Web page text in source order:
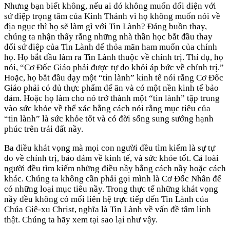
Nhưng bạn biết không, nếu ai đó không muốn đối diện với
sứ điệp trọng tâm của Kinh Thánh vì họ không muốn nói về
địa ngục thì họ sẽ làm gì với Tin Lành? Đáng buồn thay,
chúng ta nhận thấy rằng những nhà thần học bắt đầu thay
đổi sứ điệp của Tin Lành để thỏa mãn ham muốn của chính
họ. Họ bắt đầu làm ra Tin Lành thuộc về chính trị. Thí dụ, họ
nói, “Cơ Đốc Giáo phải được tự do khỏi áp bức về chính trị.”
Hoặc, họ bắt đầu dạy một “tin lành” kinh tế nói rằng Cơ Đốc
Giáo phải có đủ thực phẩm để ăn và có một nền kinh tế bảo
đảm. Hoặc họ làm cho nó trở thành một “tin lành” tập trung
vào sức khỏe về thể xác bằng cách nói rằng mục tiêu của
“tin lành” là sức khỏe tốt và có đời sống sung sướng hạnh
phúc trên trái đất nầy.
Ba điều khát vọng mà mọi con người đều tìm kiếm là sự tự
do về chính trị, bảo đảm về kinh tế, và sức khỏe tốt. Cả loài
người đều tìm kiếm những điều nầy bằng cách nầy hoặc cách
khác. Chúng ta không cần phải gọi mình là Cơ Đốc Nhân để
có những loại mục tiêu nầy. Trong thực tế những khát vọng
nầy đều không có mối liên hệ trực tiếp đến Tin Lành của
Chúa Giê-xu Christ, nghĩa là Tin Lành về vấn đề tâm linh
thật. Chúng ta hãy xem tại sao lại như vậy.